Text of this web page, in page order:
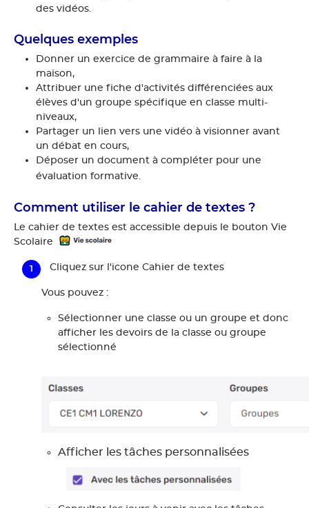
des vidéos.
Quelques exemples
Donner un exercice de grammaire à faire à la
maison,
Attribuer une fiche d'activités différenciées aux
élèves d'un groupe spécifique en classe multi-
niveaux,
Partager un lien vers une vidéo à visionner avant
un débat en cours,
Déposer un document à compléter pour une
évaluation formative.
Comment utiliser le cahier de textes ?
Le cahier de textes est accessible depuis le bouton Vie
Scolaire
Cliquez sur l'icone Cahier de textes
Vous pouvez :
Sélectionner une classe ou un groupe et donc
afficher les devoirs de la classe ou groupe
sélectionné
Afficher les tâches personnalisées